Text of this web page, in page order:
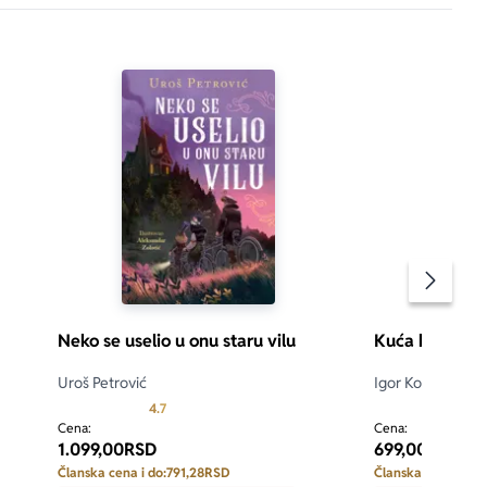
Neko se uselio u onu staru vilu
Uroš Petrović
4.7Prosecna ocena je 4.7 od 5
Cena:
1.099,00RSD
Članska cena i do:791,28RSD
Kuća hiljadu
Igor Kolarov
Cena:
699,00
Članska cena i do: